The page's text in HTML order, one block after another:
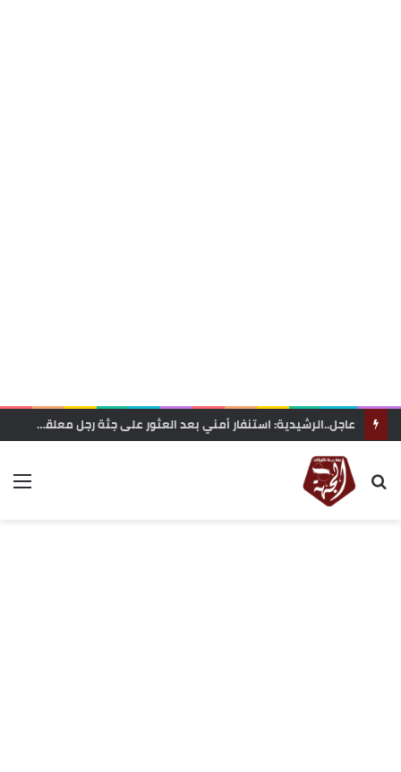
وزارة التربية الوطنية تعلن رسميا مواعيد الدخول المدرسي 2026-2027